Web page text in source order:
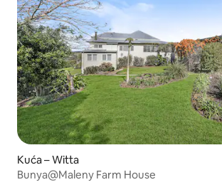
Kuća – Witta
Bunya@Maleny Farm House